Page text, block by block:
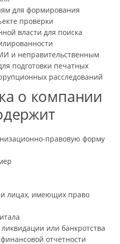
для формирования
проверки
власти для поиска
и неправительственным
подготовки печатных
расследований
о компании
правовую форму
лицах, имеющих право
или банкротства
отчетности